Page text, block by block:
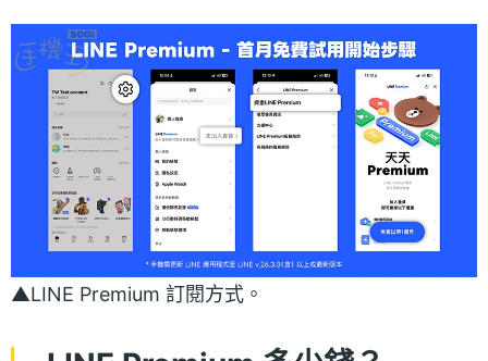
▲LINE Premium 訂閱方式。